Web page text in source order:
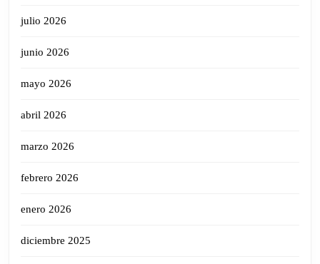
julio 2026
junio 2026
mayo 2026
abril 2026
marzo 2026
febrero 2026
enero 2026
diciembre 2025